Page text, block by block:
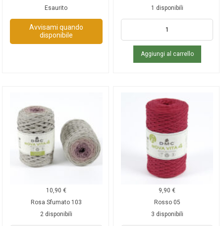
Esaurito
Avvisami quando
disponibile
1 disponibili
Aggiungi al carrello
10,90 €
Rosa Sfumato 103
2 disponibili
9,90€
Rosso 05
3 disponibili